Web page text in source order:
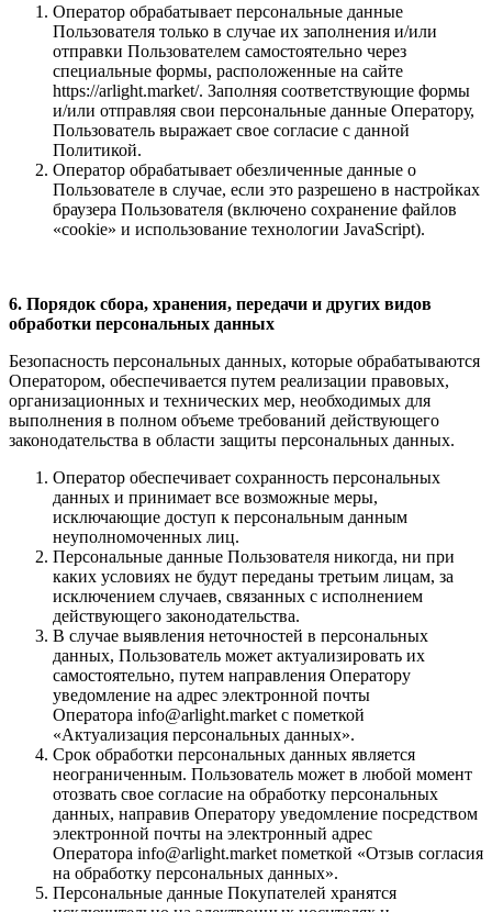
Оператор обрабатывает персональные данные
Пользователя только в случае их заполнения и/или
отправки Пользователем самостоятельно через
специальные формы, расположенные на сайте
https://arlight.market/. Заполняя соответствующие формы
и/или отправляя свои персональные данные Оператору,
Пользователь выражает свое согласие с данной
Политикой.
Оператор обрабатывает обезличенные данные о
Пользователе в случае, если это разрешено в настройках
браузера Пользователя (включено сохранение файлов
«cookie» и использование технологии JavaScript).
6. Порядок сбора, хранения, передачи и других видов
обработки персональных данных
Безопасность персональных данных, которые обрабатываются
Оператором, обеспечивается путем реализации правовых,
организационных и технических мер, необходимых для
выполнения в полном объеме требований действующего
законодательства в области защиты персональных данных.
Оператор обеспечивает сохранность персональных
данных и принимает все возможные меры,
исключающие доступ к персональным данным
неуполномоченных лиц.
Персональные данные Пользователя никогда, ни при
каких условиях не будут переданы третьим лицам, за
исключением случаев, связанных с исполнением
действующего законодательства.
В случае выявления неточностей в персональных
данных, Пользователь может актуализировать их
самостоятельно, путем направления Оператору
уведомление на адрес электронной почты
Оператора info@arlight.market с пометкой
«Актуализация персональных данных».
Срок обработки персональных данных является
неограниченным. Пользователь может в любой момент
отозвать свое согласие на обработку персональных
данных, направив Оператору уведомление посредством
электронной почты на электронный адрес
Оператора info@arlight.market пометкой «Отзыв согласия
на обработку персональных данных».
Персональные данные Покупателей хранятся